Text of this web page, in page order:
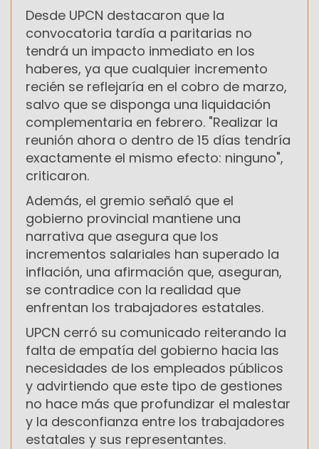
Desde UPCN destacaron que la
convocatoria tardía a paritarias no
tendrá un impacto inmediato en los
haberes, ya que cualquier incremento
recién se reflejaría en el cobro de marzo,
salvo que se disponga una liquidación
complementaria en febrero. "Realizar la
reunión ahora o dentro de 15 días tendría
exactamente el mismo efecto: ninguno",
criticaron.
Además, el gremio señaló que el
gobierno provincial mantiene una
narrativa que asegura que los
incrementos salariales han superado la
inflación, una afirmación que, aseguran,
se contradice con la realidad que
enfrentan los trabajadores estatales.
UPCN cerró su comunicado reiterando la
falta de empatía del gobierno hacia las
necesidades de los empleados públicos
y advirtiendo que este tipo de gestiones
no hace más que profundizar el malestar
y la desconfianza entre los trabajadores
estatales y sus representantes.